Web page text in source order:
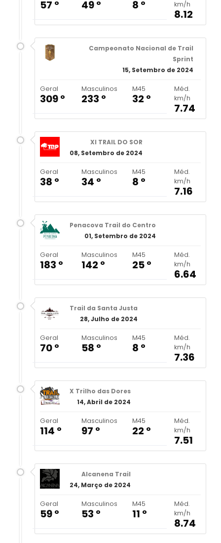
57 º 49 º 8 º km/h
8.12
Campeonato Nacional de Trail
Sprint
15, Setembro de 2024
Geral
309 º
Masculinos
233 º
M45
32 º
Méd.
km/h
7.74
XI TRAIL DO SOR
08, Setembro de 2024
Geral
38 º
Masculinos
34 º
M45
8 º
Méd.
km/h
7.16
Penacova Trail do Centro
01, Setembro de 2024
Geral
183 º
Masculinos
142 º
M45
25 º
Méd.
km/h
6.64
Trail da Santa Justa
28, Julho de 2024
Geral
70 º
Masculinos
58 º
M45
8 º
Méd.
km/h
7.36
X Trilho das Dores
14, Abril de 2024
Geral
114 º
Masculinos
97 º
M45
22 º
Méd.
km/h
7.51
Alcanena Trail
24, Março de 2024
Geral
59 º
Masculinos
53 º
M45
11 º
Méd.
km/h
8.74